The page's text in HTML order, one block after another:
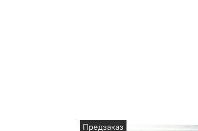
Предзаказ